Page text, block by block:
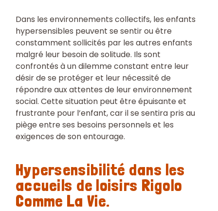
Dans les environnements collectifs, les enfants
hypersensibles peuvent se sentir ou être
constamment sollicités par les autres enfants
malgré leur besoin de solitude. Ils sont
confrontés à un dilemme constant entre leur
désir de se protéger et leur nécessité de
répondre aux attentes de leur environnement
social. Cette situation peut être épuisante et
frustrante pour l’enfant, car il se sentira pris au
piège entre ses besoins personnels et les
exigences de son entourage.
Hypersensibilité dans les
accueils de loisirs Rigolo
Comme La Vie.